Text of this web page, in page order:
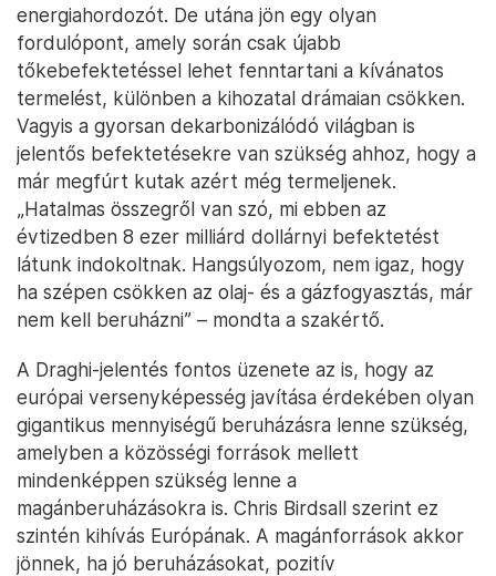
energiahordozót. De utána jön egy olyan
fordulópont, amely során csak újabb
tőkebefektetéssel lehet fenntartani a kívánatos
termelést, különben a kihozatal drámaian csökken.
Vagyis a gyorsan dekarbonizálódó világban is
jelentős befektetésekre van szükség ahhoz, hogy a
már megfúrt kutak azért még termeljenek.
„Hatalmas összegről van szó, mi ebben az
évtizedben 8 ezer milliárd dollárnyi befektetést
látunk indokoltnak. Hangsúlyozom, nem igaz, hogy
ha szépen csökken az olaj- és a gázfogyasztás, már
nem kell beruházni” – mondta a szakértő.
A Draghi-jelentés fontos üzenete az is, hogy az
európai versenyképesség javítása érdekében olyan
gigantikus mennyiségű beruházásra lenne szükség,
amelyben a közösségi források mellett
mindenképpen szükség lenne a
magánberuházásokra is. Chris Birdsall szerint ez
szintén kihívás Európának. A magánforrások akkor
jönnek, ha jó beruházásokat, pozitív